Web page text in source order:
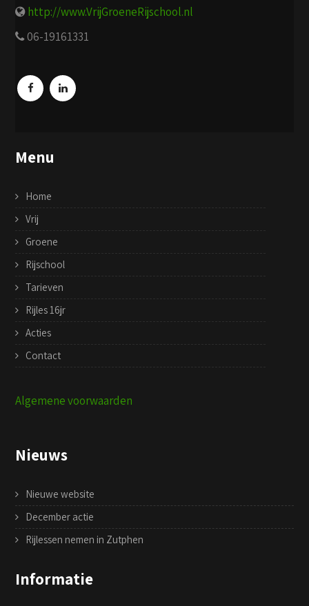
http://www.VrijGroeneRijschool.nl
06-19161331
Menu
Home
Vrij
Groene
Rijschool
Tarieven
Rijles 16jr
Acties
Contact
Algemene voorwaarden
Nieuws
Nieuwe website
December actie
Rijlessen nemen in Zutphen
Informatie